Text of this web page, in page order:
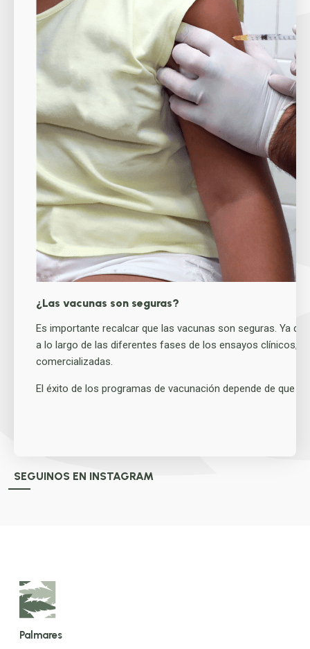
¿Las vacunas son seguras?
Es importante recalcar que las vacunas son seguras. Ya
a lo largo de las diferentes fases de los ensayos clínicos, y
comercializadas.
El éxito de los programas de vacunación depende de que
SEGUINOS EN INSTAGRAM
Palmares